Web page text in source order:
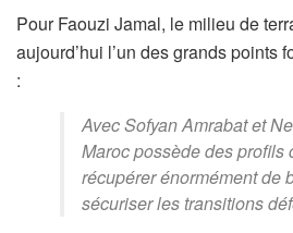
Pour Faouzi Jamal, le milieu de
aujourd’hui l’un des grands points
:
Avec Sofyan Amrabat et
Maroc possède des profils
récupérer énormément de
sécuriser les transitions